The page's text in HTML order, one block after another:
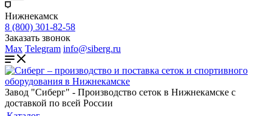
Нижнекамск
8 (800) 301-82-58
Заказать звонок
Max Telegram info@siberg.ru
Завод "Сиберг" - Производство сеток в Нижнекамске с
доставкой по всей России